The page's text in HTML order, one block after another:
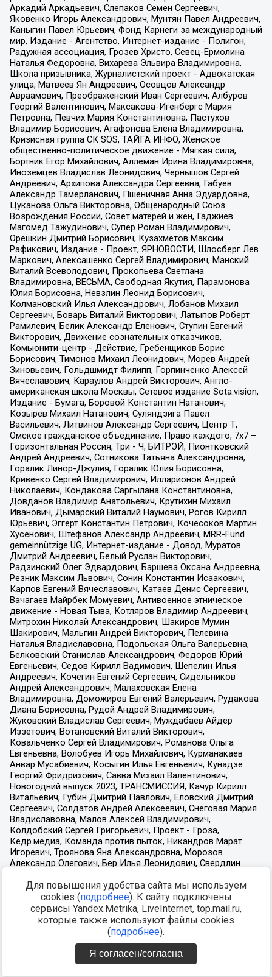
Для повышения удобства сайта мы используем
cookies (подробнее). К сайту подключены
сервисы Yandex.Metrika, LiveInternet, top.mail.ru,
которые также используют файлы cookies
(подробнее).
Я согласен/согласна